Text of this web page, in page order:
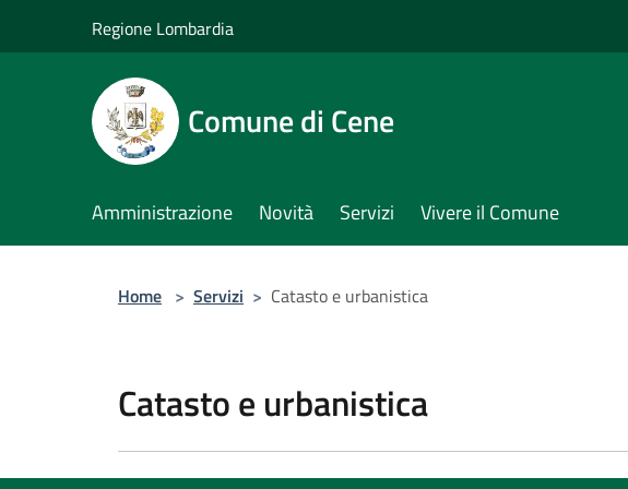
Regione Lombardia
Comune di Cene
Amministrazione Novità Servizi Vivere il Comune
Home > Servizi > Catasto e urbanistica
Catasto e urbanistica